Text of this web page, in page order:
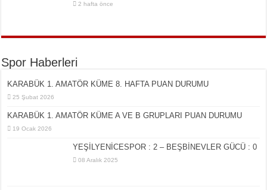
2 hafta önce
Spor Haberleri
KARABÜK 1. AMATÖR KÜME 8. HAFTA PUAN DURUMU
25 Şubat 2026
KARABÜK 1. AMATÖR KÜME A VE B GRUPLARI PUAN DURUMU
19 Ocak 2026
YEŞİLYENİCESPOR : 2 – BEŞBİNEVLER GÜCÜ : 0
08 Aralık 2025